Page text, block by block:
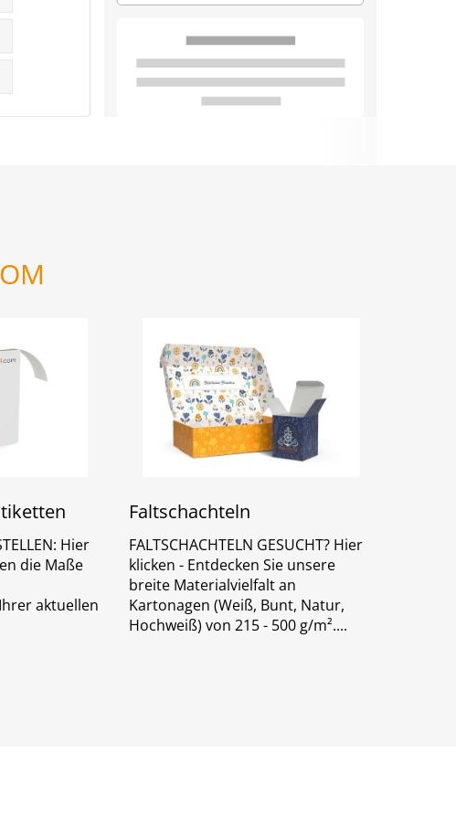
Hier
die Maße
aktuellen
Faltschachteln
FALTSCHACHTELN GESUCHT? Hier
klicken - Entdecken Sie unsere
breite Materialvielfalt an
Kartonagen (Weiß, Bunt, Natur,
Hochweiß) von 215 - 500 g/m².